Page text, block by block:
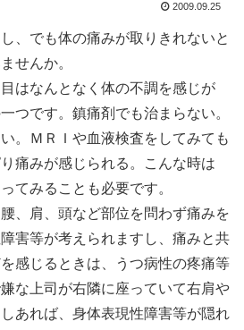
2009.09.25
、でも体の痛みが取りきれないと
せんか。
はなんとなく体の不調を感じが
つです。鎮痛剤でも治まらない。
。ＭＲＩや血液検査をしてみても
痛みが感じられる。こんな時は
てみることも必要です。
、肩、頭など部位を問わず痛みを
害等が考えられますし、痛みと共
感じるときは、うつ病性の疼痛等
な上司が右隣に座っていて右肩や
あれば、身体表現性障害等が隠れ